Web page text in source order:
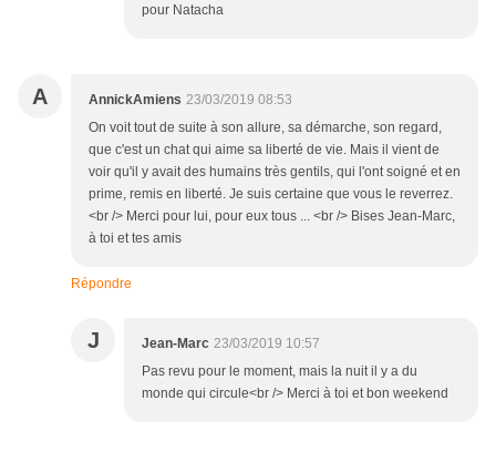
pour Natacha
A AnnickAmiens 23/03/2019 08:53
On voit tout de suite à son allure, sa démarche, son regard,
que c'est un chat qui aime sa liberté de vie. Mais il vient de
voir qu'il y avait des humains très gentils, qui l'ont soigné et en
prime, remis en liberté. Je suis certaine que vous le reverrez.
<br /> Merci pour lui, pour eux tous ... <br /> Bises Jean-Marc,
à toi et tes amis
Répondre
J Jean-Marc 23/03/2019 10:57
Pas revu pour le moment, mais la nuit il y a du
monde qui circule<br /> Merci à toi et bon weekend